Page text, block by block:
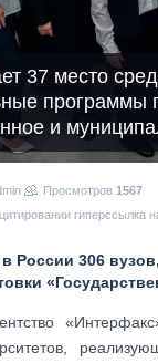
37 место
программы
и
Просмотров 1567
гиперссылка
России 306